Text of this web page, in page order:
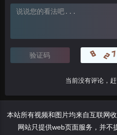
当前没有评论，
本站所有视频和图片均来自互联网
网站只提供web页面服务，并不